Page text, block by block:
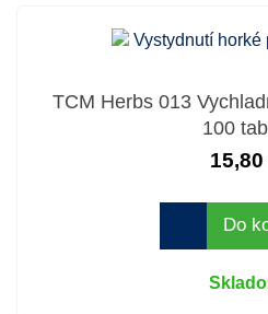
TCM Herbs 013
100
15,80
Do